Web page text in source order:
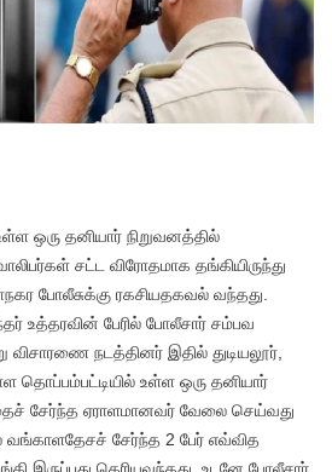
ஒரு தனியார் நிறுவனத்தில்
சட்ட விரோதமாக தங்கியிருந்து
போலீசுக்கு ரகசியதகவல் வந்தது.
உத்தரவின் பேரில் போலீசார் சம்பவ
விசாரணை நடத்தினர் இதில் துடியலூர்,
தொப்பம்பட்டியில் உள்ள ஒரு தனியார்
சேர்ந்த ஏராளமானவர் வேலை செய்வது
வங்காளதேசச் சேர்ந்த 2 பேர் எவ்வித